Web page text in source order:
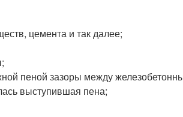
цемента и так далее;
пеной зазоры между
выступившая пена;